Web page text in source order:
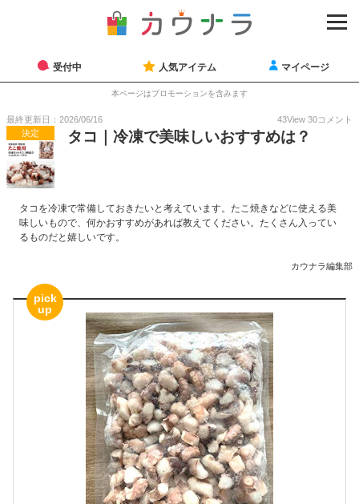
受付中 人気アイテム マイページ
本ページはプロモーションを含みます
最終更新日：2026/06/16 43View 30コメント
決定
タコ｜冷凍で美味しいおすすめは？
タコを冷凍で常備しておきたいと考えています。たこ焼きなどに使える美
味しいもので、何かおすすめがあれば教えてください。たくさん入ってい
るものだと嬉しいです。
カウナラ編集部
pick
up